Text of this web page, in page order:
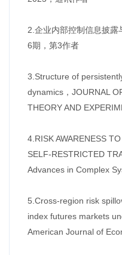
2.企业内部控制信息披
6期，第3作者
3.Structure of
dynamics，JOURNAL
THEORY AND
4.RISK AWARENESS
SELF-RESTRICTED
Advances in Complex
5.Cross-region risk
index futures markets
American Journal of